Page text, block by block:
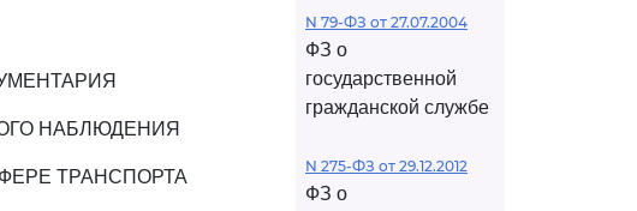
НАБЛЮДЕНИЯ
ТРАНСПОРТА
N 79-ФЗ от 27.07.2004
ФЗ о
государственной
гражданской службе
N 275-ФЗ от 29.12.2012
ФЗ о